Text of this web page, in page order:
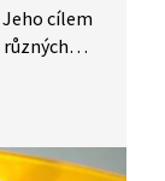
cílem
nálezci
ní něco